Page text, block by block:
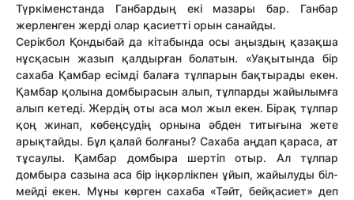
Түркіменстанда Ганбардың екі ма­зары бар. Ганбар
жерленген жер­ді олар қасиетті орын санай­ды.
Серікбол Қондыбай да кіта­бын­да осы аңыздың қазақша
нұс­қасын жазып қалдырған бо­латын. «Уақытында бір
сахаба Қам­бар есімді балаға тұлпарын бақ­тырады екен.
Қамбар қолына дом­бырасын алып, тұлпарды жайы­лымға
алып кетеді. Жердің оты аса мол жыл екен. Бірақ тұл­пар
қоң жинап, көбеңсудің ор­нына әбден титығына жете
арық­тайды. Бұл қалай болғаны? Са­хаба аңдап қараса, ат
тұсаулы. Қам­бар домбыра шертіп отыр. Ал тұлпар
домбыра сазына аса бір ің­кәрлікпен ұйып, жайылуды біл­
мейді екен. Мұны көрген са­хаба «Тәйт, бейқасиет» деп